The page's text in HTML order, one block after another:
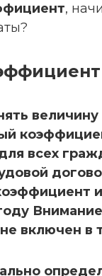
,
всех
включен в